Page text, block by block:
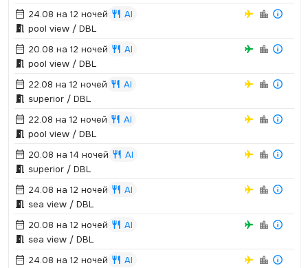
24.08 на 12 ночей
AI
pool view / DBL
20.08 на 12 ночей
AI
pool view / DBL
22.08 на 12 ночей
AI
superior / DBL
22.08 на 12 ночей
AI
pool view / DBL
20.08 на 14 ночей
AI
superior / DBL
24.08 на 12 ночей
AI
sea view / DBL
20.08 на 12 ночей
AI
sea view / DBL
24.08 на 12 ночей
AI